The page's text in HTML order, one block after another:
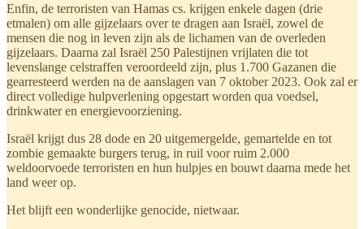
Enfin, de terroristen van Hamas cs. krijgen enkele dagen (drie
etmalen) om alle gijzelaars over te dragen aan Israël, zowel de
mensen die nog in leven zijn als de lichamen van de overleden
gijzelaars. Daarna zal Israël 250 Palestijnen vrijlaten die tot
levenslange celstraffen veroordeeld zijn, plus 1.700 Gazanen die
gearresteerd werden na de aanslagen van 7 oktober 2023. Ook zal er
direct volledige hulpverlening opgestart worden qua voedsel,
drinkwater en energievoorziening.
Israël krijgt dus 28 dode en 20 uitgemergelde, gemartelde en tot
zombie gemaakte burgers terug, in ruil voor ruim 2.000
weldoorvoede terroristen en hun hulpjes en bouwt daarna mede het
land weer op.
Het blijft een wonderlijke genocide, nietwaar.